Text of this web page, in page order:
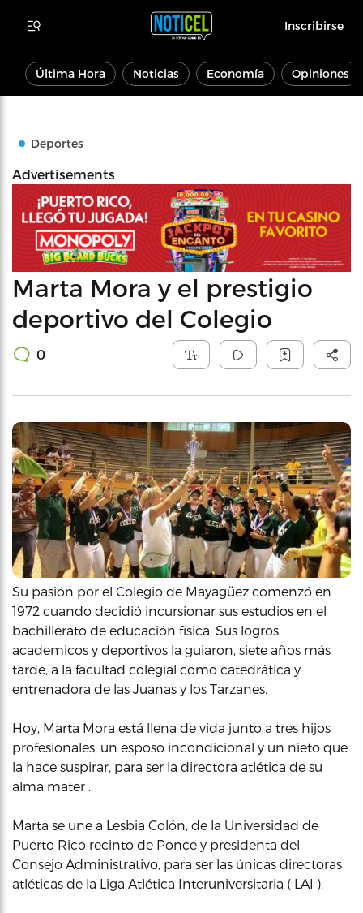
Inscribirse
Última Hora Noticias Economía Opiniones
Deportes
Advertisements
Marta Mora y el prestigio
deportivo del Colegio
0
Su pasión por el Colegio de Mayagüez comenzó en
1972 cuando decidió incursionar sus estudios en el
bachillerato de educación física. Sus logros
academicos y deportivos la guiaron, siete años más
tarde, a la facultad colegial como catedrática y
entrenadora de las Juanas y los Tarzanes.
Hoy, Marta Mora está llena de vida junto a tres hijos
profesionales, un esposo incondicional y un nieto que
la hace suspirar, para ser la directora atlética de su
alma mater .
Marta se une a Lesbia Colón, de la Universidad de
Puerto Rico recinto de Ponce y presidenta del
Consejo Administrativo, para ser las únicas directoras
atléticas de la Liga Atlética Interuniversitaria ( LAI ).